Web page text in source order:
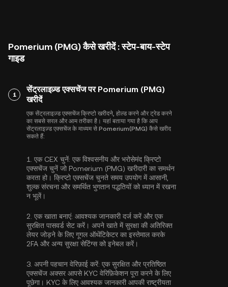
Pomerium (PMG) कैसे खरीदें : स्टेप-बाय-स्टेप
गाइड
1
सेंट्रलाइज़्ड एक्सचेंज पर Pomerium (PMG)
खरीदें
एक सेंट्रलाइज़्ड एक्सचेंज क्रिप्टो खरीदने, होल्ड करने और ट्रेड करने
का सबसे सरल और आम तरीका है। यहां बताया गया है कि आप
सेंट्रलाइज़्ड एक्सचेंज के माध्यम से Pomerium(PMG) कैसे खरीद
सकते हैं:
1. एक CEX चुनें: एक विश्वसनीय और भरोसेमंद क्रिप्टो
एक्सचेंज चुनें जो Pomerium (PMG) खरीदारी का समर्थन
करता हो। क्रिप्टो एक्सचेंज चुनते समय उपयोग में आसानी,
शुल्क संरचना और समर्थित भुगतान पद्धतियों को ध्यान में रखना
न भूलें।
2. एक खाता बनाएं: आवश्यक जानकारी दर्ज करें और एक
सुरक्षित पासवर्ड सेट करें। अपने खाते में सुरक्षा की अतिरिक्त
लेयर जोड़ने के लिए गूगल ऑथेंटिकेटर का इस्तेमाल करके
2FA और अन्य सुरक्षा सेटिंग्स को इनेबल करें।
3. अपनी पहचान वेरिफ़ाई करें: एक सुरक्षित और प्रतिष्ठित
एक्सचेंज अक्सर आपसेKYC वेरिफ़िकेशन पूरा करने के लिए
पूछेगा। KYC के लिए आवश्यक जानकारी आपकी राष्ट्रीयता